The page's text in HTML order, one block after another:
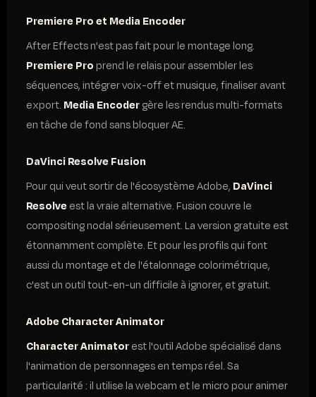
Premiere Pro et Media Encoder
After Effects n'est pas fait pour le montage long.
Premiere Pro prend le relais pour assembler les
séquences, intégrer voix-off et musique, finaliser avant
export. Media Encodergère les rendus multi-formats
en tâche de fond sans bloquer AE.
DaVinci Resolve Fusion
Pour qui veut sortir de l'écosystème Adobe, DaVinci
Resolveest la vraie alternative. Fusion couvre le
compositing nodal sérieusement. La version gratuite est
étonnamment complète. Et pour les profils qui font
aussi du montage et de l'étalonnage colorimétrique,
c'est un outil tout-en-un difficile à ignorer, et gratuit.
Adobe Character Animator
Character Animatorest l'outil Adobe spécialisé dans
l'animation de personnages en temps réel. Sa
particularité : il utilise la webcam et le micro pour animer